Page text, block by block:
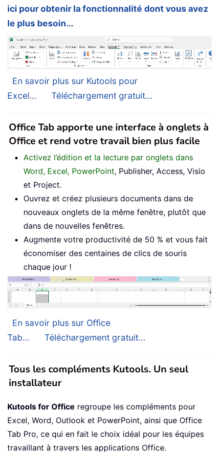
ici pour obtenir la fonctionnalité dont vous avez
le plus besoin...
En savoir plus sur Kutools pour
Excel...
Téléchargement gratuit...
Office Tab apporte une interface à onglets à
Office et rend votre travail bien plus facile
Activez l’édition et la lecture par onglets dans
Word, Excel, PowerPoint, Publisher, Access, Visio
et Project.
Ouvrez et créez plusieurs documents dans de
nouveaux onglets de la même fenêtre, plutôt que
dans de nouvelles fenêtres.
Augmente votre productivité de 50 % et vous fait
économiser des centaines de clics de souris
chaque jour !
En savoir plus sur Office
Tab...
Téléchargement gratuit...
Tous les compléments Kutools. Un seul
installateur
Kutools for Office regroupe les compléments pour
Excel, Word, Outlook et PowerPoint, ainsi que Office
Tab Pro, ce qui en fait le choix idéal pour les équipes
travaillant à travers les applications Office.